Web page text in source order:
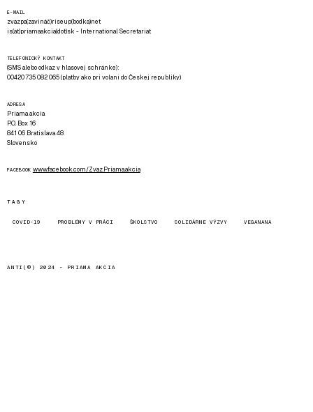
E-MAIL
zvazpa(zavináč)riseup(bodka)net
is(at)priamaakcia(dot)sk - International Secretariat
TELEFONICKÝ KONTAKT
(SMS alebo odkaz v hlasovej schránke):
00420 735 082 065 (platby ako pri volaní do Českej republiky)
ADRESA
Priama akcia
P.O. Box 16
841 06 Bratislava 48
Slovensko
FACEBOOK www.facebook.com/Zvaz.Priama.akcia
TAGY
COVID-19 PROBLÉMY V PRÁCI ŠKOLSTVO SOLIDÁRNE VÝZVY VEGANANA
ANTI(©) 2024 - PRIAMA AKCIA